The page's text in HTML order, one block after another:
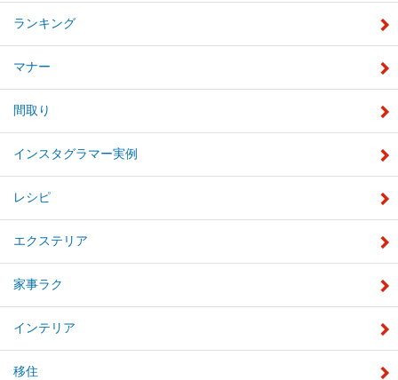
ランキング
マナー
間取り
インスタグラマー実例
レシピ
エクステリア
家事ラク
インテリア
移住